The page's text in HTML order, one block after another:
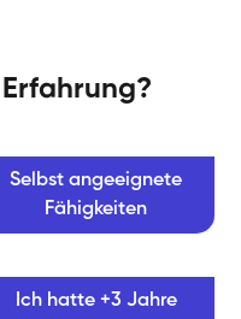
Selbst angeeignete
Fähigkeiten
Ich hatte +3 Jahre